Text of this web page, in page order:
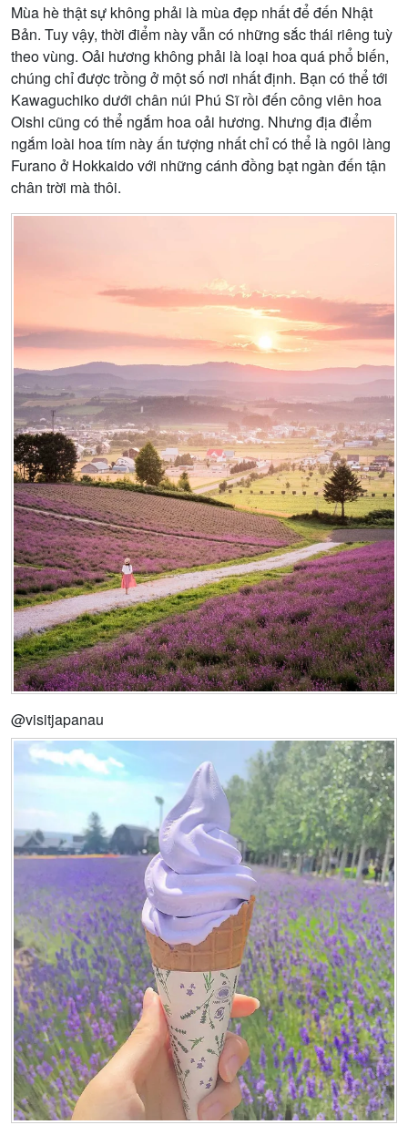
Mùa hè thật sự không phải là mùa đẹp nhất để đến Nhật
Bản. Tuy vậy, thời điểm này vẫn có những sắc thái riêng tuỳ
theo vùng. Oải hương không phải là loại hoa quá phổ biến,
chúng chỉ được trồng ở một số nơi nhất định. Bạn có thể tới
Kawaguchiko dưới chân núi Phú Sĩ rồi đến công viên hoa
Oishi cũng có thể ngắm hoa oải hương. Nhưng địa điểm
ngắm loài hoa tím này ấn tượng nhất chỉ có thể là ngôi làng
Furano ở Hokkaido với những cánh đồng bạt ngàn đến tận
chân trời mà thôi.
@visitjapanau